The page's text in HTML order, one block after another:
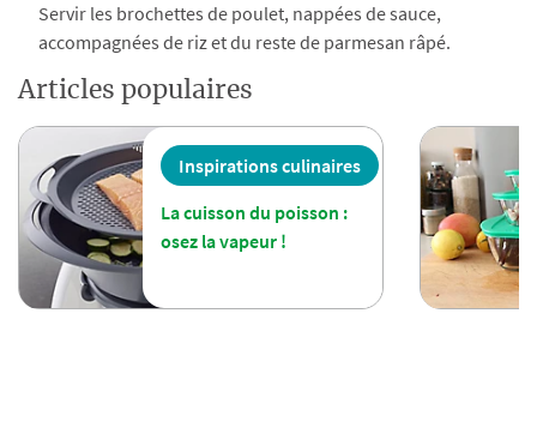
Servir les brochettes de poulet, nappées de sauce,
accompagnées de riz et du reste de parmesan râpé.
Articles populaires
Inspirations culinaires
La cuisson du poisson :
osez la vapeur !